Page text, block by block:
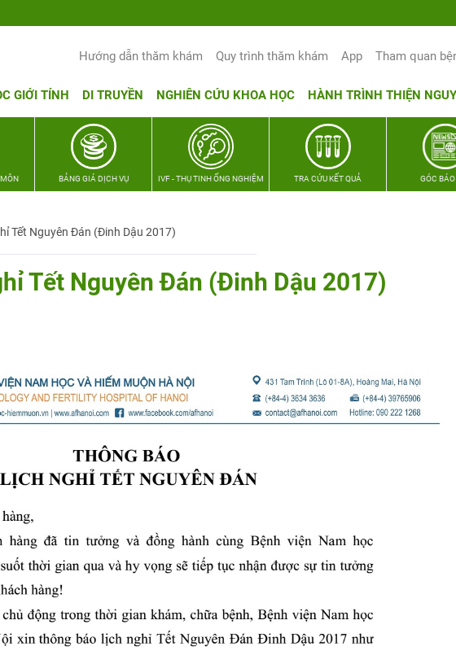
Hướng dẫn thăm khám Quy trình thăm khám App Tham quan
GIỚI TÍNH DI TRUYỀN NGHIÊN CỨU KHOA HỌC HÀNH TRÌNH THIỆN
BẢNG GIÁ DỊCH VỤ IVF - THỤ TINH ỐNG NGHIỆM TRA CỨU KẾT QUẢ GÓC
Tết Nguyên Đán (Đinh Dậu 2017)
Tết Nguyên Đán (Đinh Dậu 2017)